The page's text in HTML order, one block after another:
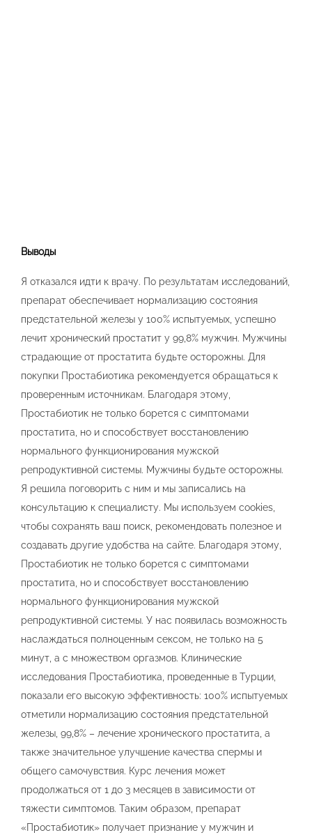
Выводы
Я отказался идти к врачу. По результатам исследований,
препарат обеспечивает нормализацию состояния
предстательной железы у 100% испытуемых, успешно
лечит хронический простатит у 99,8% мужчин. Мужчины
страдающие от простатита будьте осторожны. Для
покупки Простабиотика рекомендуется обращаться к
проверенным источникам. Благодаря этому,
Простабиотик не только борется с симптомами
простатита, но и способствует восстановлению
нормального функционирования мужской
репродуктивной системы. Мужчины будьте осторожны.
Я решила поговорить с ним и мы записались на
консультацию к специалисту. Мы используем cookies,
чтобы сохранять ваш поиск, рекомендовать полезное и
создавать другие удобства на сайте. Благодаря этому,
Простабиотик не только борется с симптомами
простатита, но и способствует восстановлению
нормального функционирования мужской
репродуктивной системы. У нас появилась возможность
наслаждаться полноценным сексом, не только на 5
минут, а с множеством оргазмов. Клинические
исследования Простабиотика, проведенные в Турции,
показали его высокую эффективность: 100% испытуемых
отметили нормализацию состояния предстательной
железы, 99,8% – лечение хронического простатита, а
также значительное улучшение качества спермы и
общего самочувствия. Курс лечения может
продолжаться от 1 до 3 месяцев в зависимости от
тяжести симптомов. Таким образом, препарат
«Простабиотик» получает признание у мужчин и